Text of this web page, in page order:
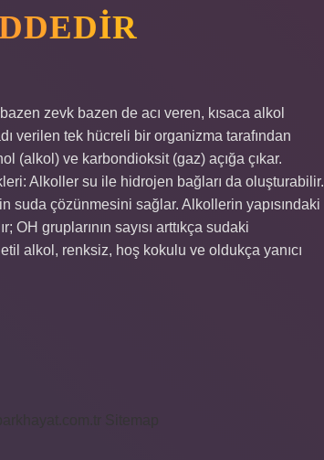
zevk bazen de acı veren, kısaca alkol
verilen tek hücreli bir organizma tarafından
(alkol) ve karbondioksit (gaz) açığa çıkar.
Alkoller su ile hidrojen bağları da oluşturabilir.
suda çözünmesini sağlar. Alkollerin yapısındaki
OH gruplarının sayısı arttıkça sudaki
alkol, renksiz, hoş kokulu ve oldukça yanıcı